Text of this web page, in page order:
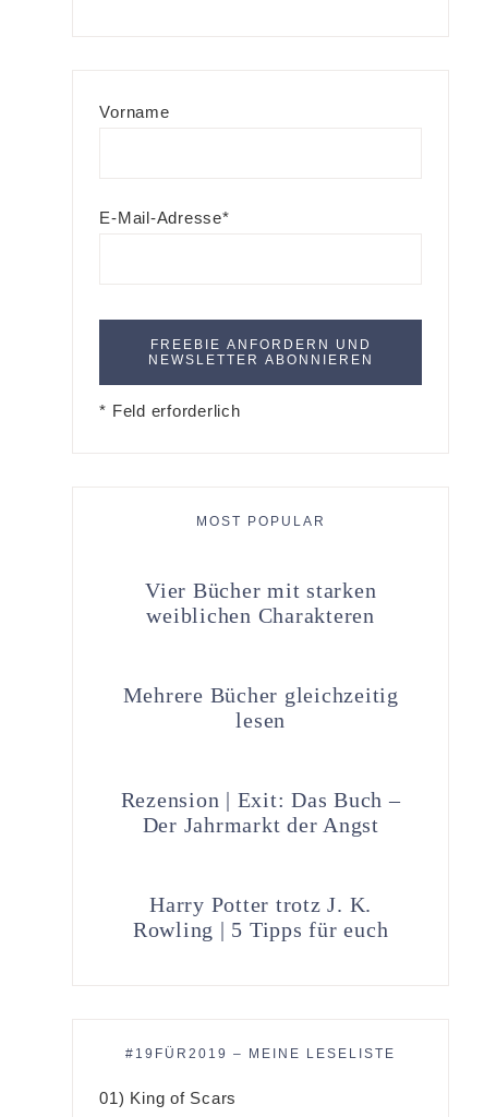
Vorname
E-Mail-Adresse*
* Feld erforderlich
MOST POPULAR
Vier Bücher mit starken
weiblichen Charakteren
Mehrere Bücher gleichzeitig
lesen
Rezension | Exit: Das Buch –
Der Jahrmarkt der Angst
Harry Potter trotz J. K.
Rowling | 5 Tipps für euch
#19FÜR2019 – MEINE LESELISTE
01) King of Scars